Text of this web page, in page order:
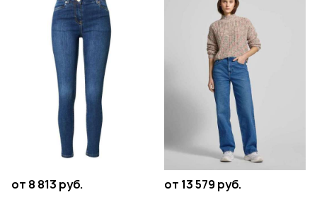
от 8 813 руб. от 13 579 руб.